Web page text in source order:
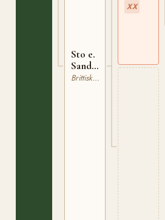
Sto e.
Sandalwood
xx
Brittisk Ridponny
XX